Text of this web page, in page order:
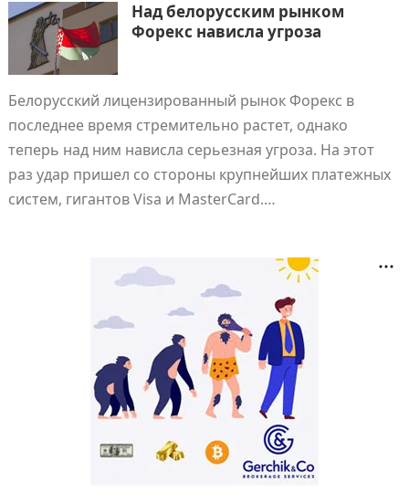
Над белорусским рынком
Форекс нависла угроза
Белорусский лицензированный рынок Форекс в
последнее время стремительно растет, однако
теперь над ним нависла серьезная угроза. На этот
раз удар пришел со стороны крупнейших платежных
систем, гигантов Visa и MasterCard.…